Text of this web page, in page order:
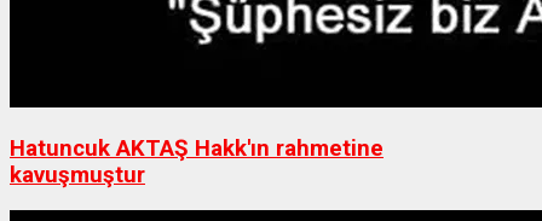
Hatuncuk AKTAŞ Hakk'ın rahmetine
kavuşmuştur